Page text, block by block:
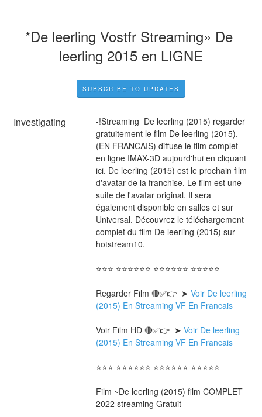
*De leerling Vostfr Streaming» De
leerling 2015 en LIGNE
SUBSCRIBE TO UPDATES
Investigating
-!Streaming  De leerling (2015) regarder
gratuitement le film De leerling (2015).
(EN FRANCAIS) diffuse le film complet
en ligne IMAX-3D aujourd'hui en cliquant
ici. De leerling (2015) est le prochain film
d'avatar de la franchise. Le film est une
suite de l'avatar original. Il sera
également disponible en salles et sur
Universal. Découvrez le téléchargement
complet du film De leerling (2015) sur
hotstream10.
⭐⭐⭐ ⭐⭐⭐⭐⭐⭐ ⭐⭐⭐⭐⭐⭐ ⭐⭐⭐⭐⭐
Regarder Film 🔴✅👉  ➤ Voir De leerling
(2015) En Streaming VF En Francais
Voir Film HD 🔴✅👉  ➤ Voir De leerling
(2015) En Streaming VF En Francais
⭐⭐⭐ ⭐⭐⭐⭐⭐⭐ ⭐⭐⭐⭐⭐⭐ ⭐⭐⭐⭐⭐
Film ~De leerling (2015) film COMPLET
2022 streaming Gratuit